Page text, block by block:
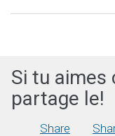
Si tu aimes
partage le!
Share